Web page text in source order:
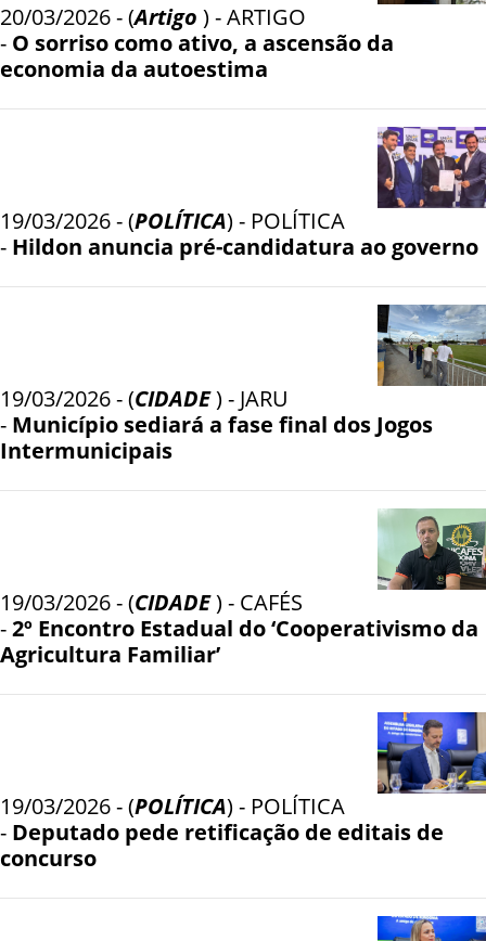
20/03/2026 - (Artigo ) - ARTIGO
- O sorriso como ativo, a ascensão da
economia da autoestima
19/03/2026 - (POLÍTICA) - POLÍTICA
- Hildon anuncia pré-candidatura ao governo
19/03/2026 - (CIDADE) - JARU
- Município sediará a fase final dos Jogos
Intermunicipais
19/03/2026 - (CIDADE) - CAFÉS
-2º Encontro Estadual do ‘Cooperativismo da
Agricultura Familiar’
19/03/2026 - (POLÍTICA) - POLÍTICA
- Deputado pede retificação de editais de
concurso